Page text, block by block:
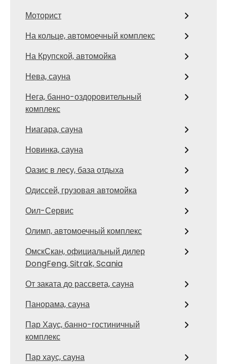
Моторист
На кольце, автомоечный комплекс
На Крупской, автомойка
Нева, сауна
Нега, банно-оздоровительный
комплекс
Ниагара, сауна
Новинка, сауна
Оазис в лесу, база отдыха
Одиссей, грузовая автомойка
Оил-Сервис
Олимп, автомоечный комплекс
ОмскСкан, официальный дилер
DongFeng, Sitrak, Scania
От заката до рассвета, сауна
Панорама, сауна
Пар Хаус, банно-гостиничный
комплекс
Пар хаус, сауна